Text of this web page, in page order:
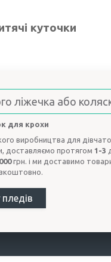
куточки
ліжечка або
для крохи
виробництва для
доставляємо протягом 1-3
грн. і ми доставимо